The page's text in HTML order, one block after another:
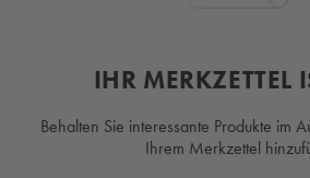
IHR MERKZETTEL
Behalten Sie interessante Produkte im
Ihrem Merkzettel